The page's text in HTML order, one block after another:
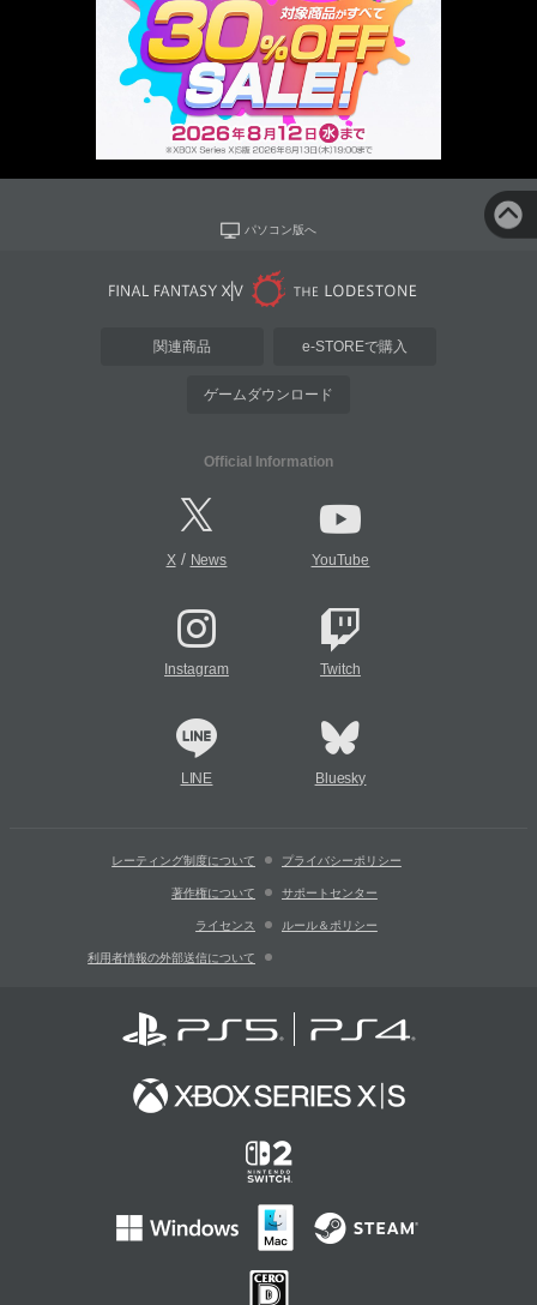
パソコン版へ
関連商品 e-STOREで購入
ゲームダウンロード
Official Information
X/ News YouTube
Instagram Twitch
LINE Bluesky
レーティング制度について プライバシーポリシー
著作権について サポートセンター
ライセンス ルール＆ポリシー
利用者情報の外部送信について